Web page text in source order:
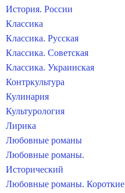
История. России
Классика
Классика. Русская
Классика. Советская
Классика. Украинская
Контркультура
Кулинария
Культурология
Лирика
Любовные романы
Любовные романы.
Исторический
Любовные романы. Короткие